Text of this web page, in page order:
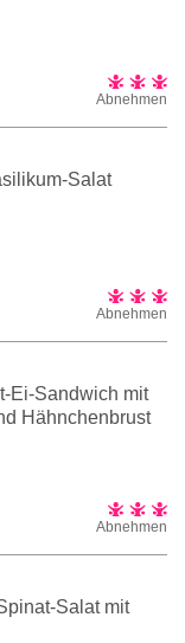
Abnehmen
Salat
Abnehmen
Ei-Sandwich mit
Hähnchenbrust
Abnehmen
Salat mit